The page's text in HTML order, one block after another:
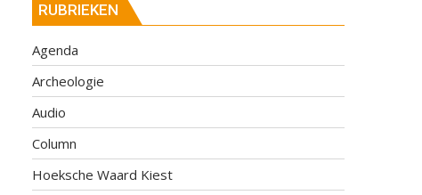
RUBRIEKEN
Agenda
Archeologie
Audio
Column
Hoeksche Waard Kiest